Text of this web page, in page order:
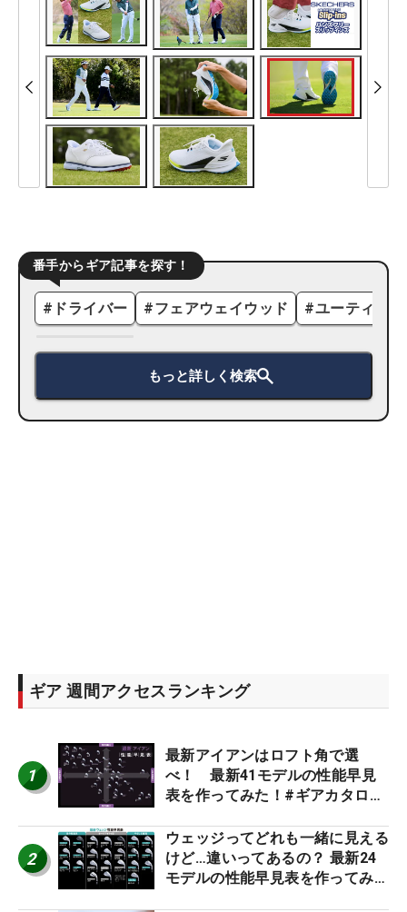
番手からギア記事を探す！
# ドライバー #フェアウェイウッド #ユーティリ
もっと詳しく検索
ギア 週間アクセスランキング
1
最新アイアンはロフト角で選
べ！ 最新41モデルの性能早見
表を作ってみた！#ギアカタログ
2
ウェッジってどれも一緒に見える
けど…違いってあるの？ 最新24
モデルの性能早見表を作ってみ